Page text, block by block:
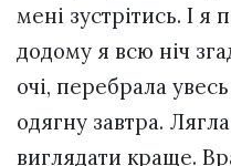
мені зустрітись. І
додому я всю ніч
очі, перебрала
одягну завтра.
виглядати краще.